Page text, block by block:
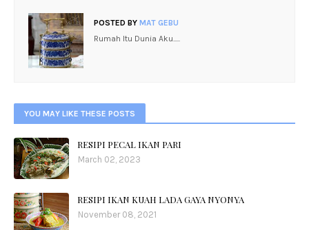
POSTED BY MAT GEBU
Rumah Itu Dunia Aku.....
YOU MAY LIKE THESE POSTS
RESIPI PECAL IKAN PARI
March 02, 2023
RESIPI IKAN KUAH LADA GAYA NYONYA
November 08, 2021